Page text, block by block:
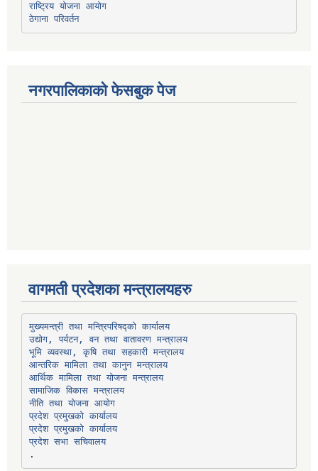
राष्ट्रिय योजना आयोग
ठेगाना परिवर्तन
नगरपालिकाको फेसबुक पेज
वागमती प्रदेशका मन्त्रालयहरु
मुख्यमन्त्री तथा मन्त्रिपरिषद्को कार्यालय
उद्योग, पर्यटन, वन तथा वातावरण मन्त्रालय
भूमि व्यवस्था, कृषि तथा सहकारी मन्त्रालय
आन्तरिक मामिला तथा कानुन मन्त्रालय
आर्थिक मामिला तथा योजना मन्त्रालय
सामाजिक विकास मन्त्रालय
नीति तथा योजना आयोग
प्रदेश प्रमुखको कार्यालय
प्रदेश प्रमुखको कार्यालय
प्रदेश सभा सचिवालय